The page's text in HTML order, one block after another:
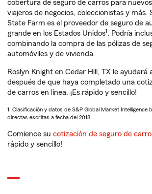
cobertura de seguro de carros para
viajeros de negocios, coleccionistas y más.
State Farm es el proveedor de seguro de
grande en los Estados Unidos1. Podría
combinando la compra de las pólizas de
automóviles y de vivienda.
Roslyn Knight en Cedar Hill, TX le ayudará
después de que haya completado una
de carros en línea. ¡Es rápido y sencillo!
1. Clasificación y datos de S&P Global Market Intelligence
directas escritas a fecha del 2018.
Comience su cotización de seguro de
rápido y sencillo!